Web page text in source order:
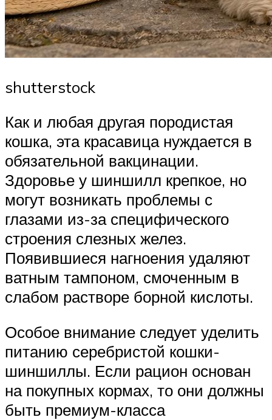
shutterstock
Как и любая другая породистая
кошка, эта красавица нуждается в
обязательной вакцинации.
Здоровье у шиншилл крепкое, но
могут возникать проблемы с
глазами из-за специфического
строения слезных желез.
Появившиеся нагноения удаляют
ватным тампоном, смоченным в
слабом растворе борной кислоты.
Особое внимание следует уделить
питанию серебристой кошки-
шиншиллы. Если рацион основан
на покупных кормах, то они должны
быть премиум-класса